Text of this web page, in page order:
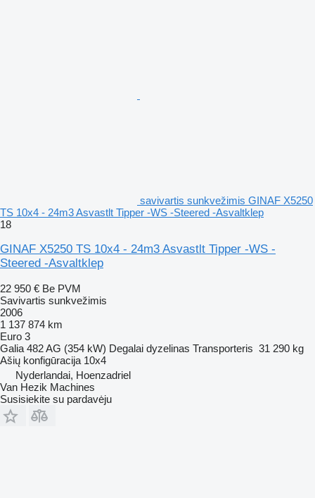
savivartis sunkvežimis GINAF X5250
TS 10x4 - 24m3 Asvastlt Tipper -WS -Steered -Asvaltklep
18
GINAF X5250 TS 10x4 - 24m3 Asvastlt Tipper -WS -
Steered -Asvaltklep
22 950 € Be PVM
Savivartis sunkvežimis
2006
1 137 874 km
Euro 3
Galia 482 AG (354 kW) Degalai dyzelinas Transporteris 31 290 kg
Ašių konfigūracija 10x4
Nyderlandai, Hoenzadriel
Van Hezik Machines
Susisiekite su pardavėju